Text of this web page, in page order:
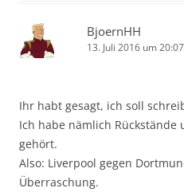
BjoernHH
13. Juli 2016 um
Ihr habt gesagt, ich soll
Ich habe nämlich Rückstände
gehört.
Also: Liverpool gegen
Überraschung.